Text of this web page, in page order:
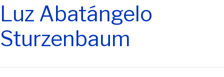
Luz Abatángelo
Sturzenbaum